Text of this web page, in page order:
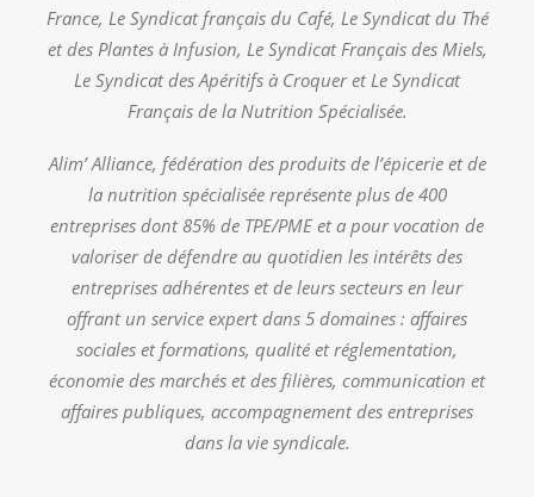
France, Le Syndicat français du Café, Le Syndicat du Thé
et des Plantes à Infusion, Le Syndicat Français des Miels,
Le Syndicat des Apéritifs à Croquer et Le Syndicat
Français de la Nutrition Spécialisée.
Alim’ Alliance, fédération des produits de l’épicerie et de
la nutrition spécialisée représente plus de 400
entreprises dont 85% de TPE/PME et a pour vocation de
valoriser de défendre au quotidien les intérêts des
entreprises adhérentes et de leurs secteurs en leur
offrant un service expert dans 5 domaines : affaires
sociales et formations, qualité et réglementation,
économie des marchés et des filières, communication et
affaires publiques, accompagnement des entreprises
dans la vie syndicale.